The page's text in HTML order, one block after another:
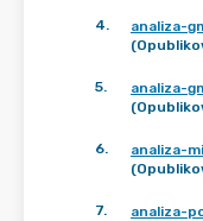
4.
analiza-
5.
analiza-
6.
analiza-
7.
analiza-